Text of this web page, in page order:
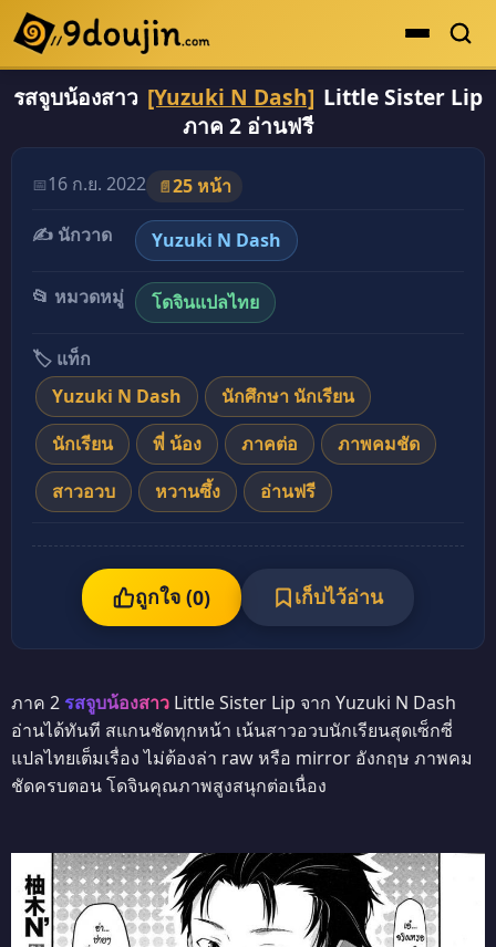
ดูเยอะสุด
คะแนนเยอะสุด
โดจินรูปสี
ระดับตำนาน
ยอดนิยม
เรื่องที่เก็บไว้
รสจูบน้องสาว [Yuzuki N Dash] Little Sister Lip
ภาค 2 อ่านฟรี
📅16 ก.ย. 2022 📄25 หน้า
✍️ นักวาด
Yuzuki N Dash
📂 หมวดหมู่ โดจินแปลไทย
🏷️ แท็ก
Yuzuki N Dash
นักศึกษา นักเรียน
นักเรียน
พี่ น้อง ภาคต่อ
ภาพคมชัด
สาวอวบ
หวานซึ้ง อ่านฟรี
ถูกใจ (0) เก็บไว้อ่าน
ภาค 2 รสจูบน้องสาว Little Sister Lip จาก Yuzuki N Dash
อ่านได้ทันที สแกนชัดทุกหน้า เน้นสาวอวบนักเรียนสุดเซ็กซี่
แปลไทยเต็มเรื่อง ไม่ต้องล่า raw หรือ mirror อังกฤษ ภาพคม
ชัดครบตอน โดจินคุณภาพสูงสนุกต่อเนื่อง